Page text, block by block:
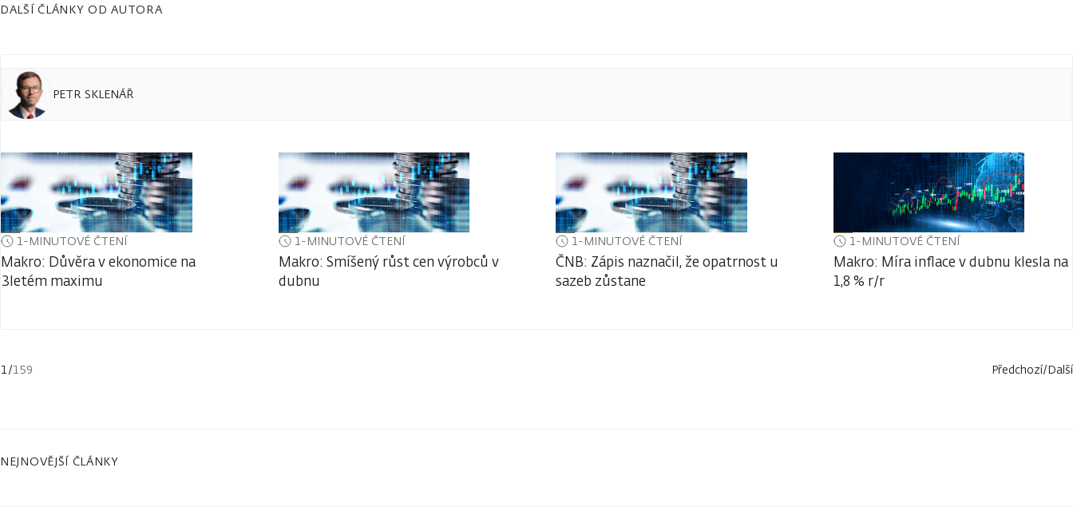
DALŠÍ ČLÁNKY OD AUTORA
PETR SKLENÁŘ
1-MINUTOVÉ ČTENÍ
Makro: Důvěra v ekonomice na
3letém maximu
1-MINUTOVÉ ČTENÍ
Makro: Smíšený růst cen výrobců v
dubnu
1-MINUTOVÉ ČTENÍ
ČNB: Zápis naznačil, že opatrnost u
sazeb zůstane
1-MINUTOVÉ ČTENÍ
Makro: Míra inflace v dubnu klesla na
1,8 % r/r
1 /159 Předchozí/Další
NEJNOVĚJŠÍ ČLÁNKY